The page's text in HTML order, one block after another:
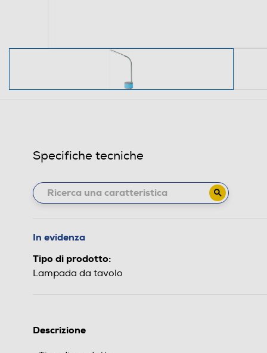
Specifiche tecniche
In evidenza
Tipo di prodotto:
Lampada da tavolo
Descrizione